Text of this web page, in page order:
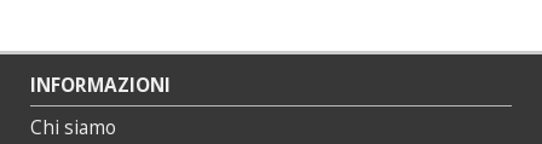
INFORMAZIONI
Chi siamo